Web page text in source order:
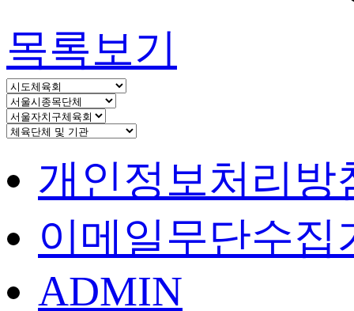
목록보기
개인정보처리방
이메일무단수집
ADMIN